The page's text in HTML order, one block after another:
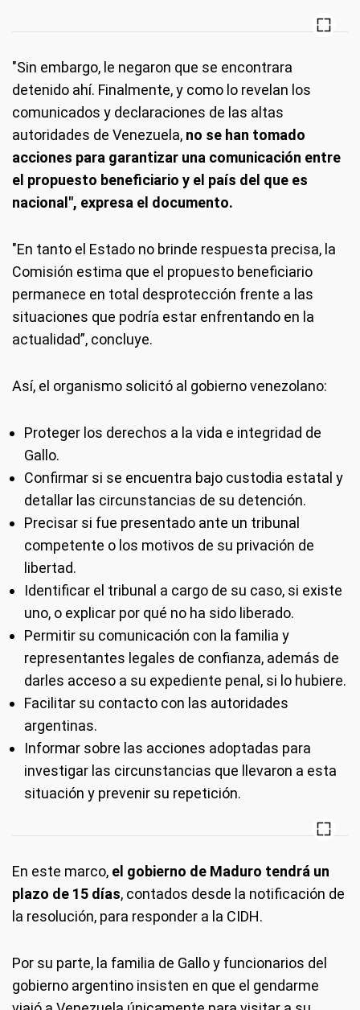
"Sin embargo, le negaron que se encontrara
detenido ahí. Finalmente, y como lo revelan los
comunicados y declaraciones de las altas
autoridades de Venezuela, no se han tomado
acciones para garantizar una comunicación entre
el propuesto beneficiario y el país del que es
nacional", expresa el documento.
"En tanto el Estado no brinde respuesta precisa, la
Comisión estima que el propuesto beneficiario
permanece en total desprotección frente a las
situaciones que podría estar enfrentando en la
actualidad”, concluye.
Así, el organismo solicitó al gobierno venezolano:
Proteger los derechos a la vida e integridad de
Gallo.
Confirmar si se encuentra bajo custodia estatal y
detallar las circunstancias de su detención.
Precisar si fue presentado ante un tribunal
competente o los motivos de su privación de
libertad.
Identificar el tribunal a cargo de su caso, si existe
uno, o explicar por qué no ha sido liberado.
Permitir su comunicación con la familia y
representantes legales de confianza, además de
darles acceso a su expediente penal, si lo hubiere.
Facilitar su contacto con las autoridades
argentinas.
Informar sobre las acciones adoptadas para
investigar las circunstancias que llevaron a esta
situación y prevenir su repetición.
En este marco, el gobierno de Maduro tendrá un
plazo de 15 días, contados desde la notificación de
la resolución, para responder a la CIDH.
Por su parte, la familia de Gallo y funcionarios del
gobierno argentino insisten en que el gendarme